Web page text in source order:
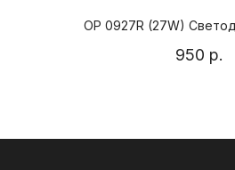
OP 0927R (27W)
950 р.